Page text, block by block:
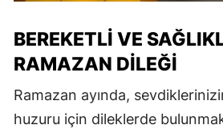
BEREKETLI VE
RAMAZAN DILEĞI
Ramazan ayında,
huzuru için dileklerde